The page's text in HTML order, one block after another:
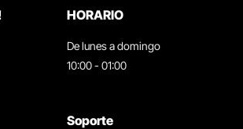
HORARIO
De lunes a domingo
10:00 - 01:00
Soporte